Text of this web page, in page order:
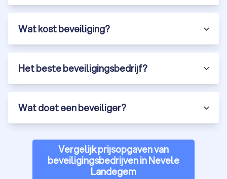
Wat kost beveiliging?
Het beste beveiligingsbedrijf?
Wat doet een beveiliger?
Vergelijk prijsopgaven van
beveiligingsbedrijven in Nevele
Landegem